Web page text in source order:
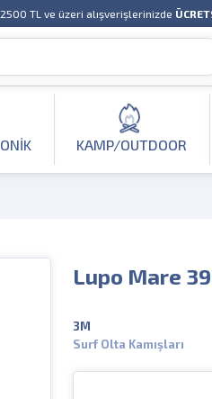
TL ve üzeri alışverişlerinizde
KAMP/OUTDOOR
Lupo Mare
3M
Surf Olta Kamışları